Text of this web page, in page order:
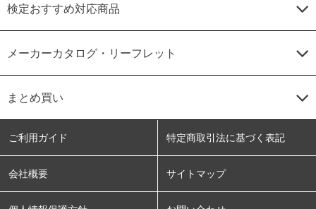
検定おすすめ対応商品
メーカーカタログ・リーフレット
まとめ買い
ご利用ガイド 特定商取引法に基づく表記
会社概要 サイトマップ